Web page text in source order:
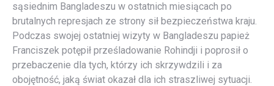
sąsiednim Bangladeszu w ostatnich miesiącach po
brutalnych represjach ze strony sił bezpieczeństwa kraju.
Podczas swojej ostatniej wizyty w Bangladeszu papież
Franciszek potępił prześladowanie Rohindji i poprosił o
przebaczenie dla tych, którzy ich skrzywdzili i za
obojętność, jaką świat okazał dla ich straszliwej sytuacji.